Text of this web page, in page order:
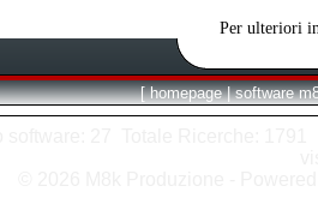
Per ulteriori
[ homepage | software